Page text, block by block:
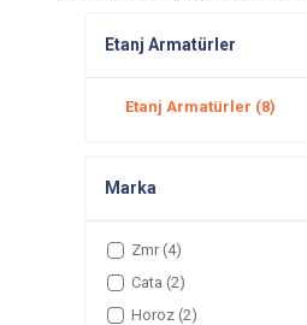
Etanj Armatürler
Etanj Armatürler (8)
Marka
Zmr (4)
Cata (2)
Horoz (2)